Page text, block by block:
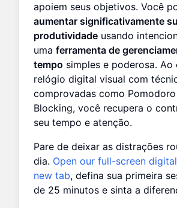
apoiem seus objetivos. Você
aumentar significativamente
produtividade usando
uma ferramenta de
tempo simples e poderosa. Ao
relógio digital visual com
comprovadas como
Blocking, você recupera o
seu tempo e atenção.
Pare de deixar as distrações
dia. Open our full-screen
new tab, defina sua primeira
de 25 minutos e sinta a